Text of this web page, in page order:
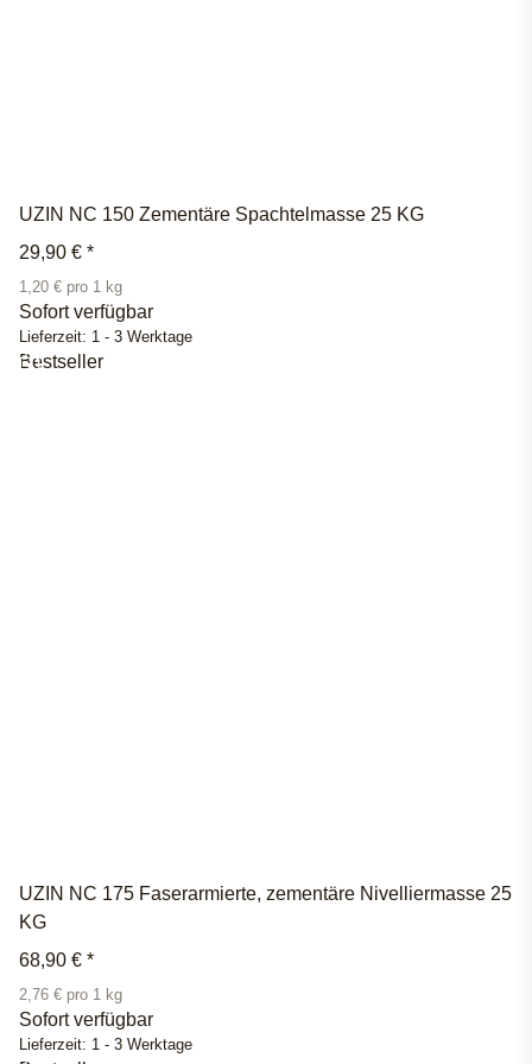
UZIN NC 150 Zementäre Spachtelmasse 25 KG
29,90 € *
1,20 € pro 1 kg
Sofort verfügbar
Lieferzeit: 1 - 3 Werktage
Bestseller
UZIN NC 175 Faserarmierte, zementäre Nivelliermasse 25
KG
68,90 € *
2,76 € pro 1 kg
Sofort verfügbar
Lieferzeit: 1 - 3 Werktage